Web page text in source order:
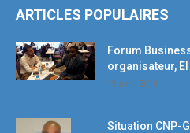
ARTICLES POPULAIRES
Forum
organisateur,
19 avril 2018
Situation CNP-